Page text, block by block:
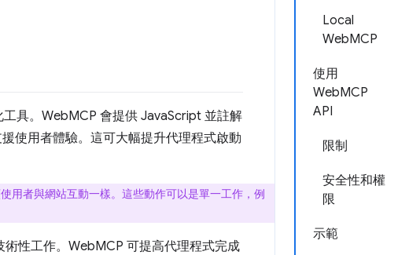
Local
WebMCP
使用
WebMCP
API
限制
安全性和權
限
示範
工具。WebMCP 會提供 JavaScript 並註解
使用者體驗。這可大幅提升代理程式啟動
用者與網站互動一樣。這些動作可以是單一工作，例
性工作。WebMCP 可提高代理程式完成